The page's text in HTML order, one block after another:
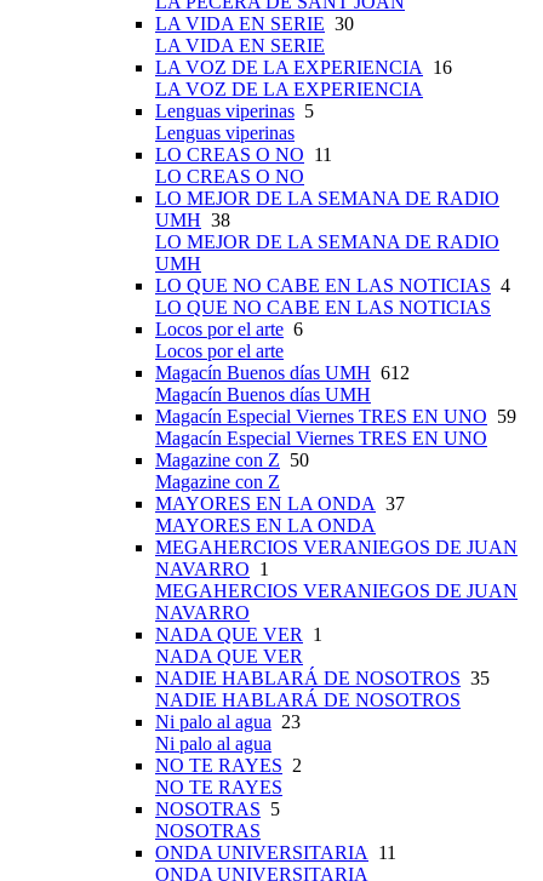
LA VIDA EN SERIE 30
LA VIDA EN SERIE
LA VOZ DE LA EXPERIENCIA
16
LA VOZ DE LA EXPERIENCIA
Lenguas viperinas 5
Lenguas viperinas
LO CREAS O NO 11
LO CREAS O NO
LO MEJOR DE LA SEMANA DE RADIO
UMH 38
LO MEJOR DE LA SEMANA DE RADIO
UMH
LO QUE NO CABE EN LAS NOTICIAS 4
LO QUE NO CABE EN LAS NOTICIAS
Locos por el arte 6
Locos por el arte
Magacín Buenos días UMH 612
Magacín Buenos días UMH
Magacín Especial Viernes TRES EN UNO 59
Magacín Especial Viernes TRES EN UNO
Magazine con Z 50
Magazine con Z
MAYORES EN LA ONDA 37
MAYORES EN LA ONDA
MEGAHERCIOS VERANIEGOS DE JUAN
NAVARRO 1
MEGAHERCIOS VERANIEGOS DE JUAN
NAVARRO
NADA QUE VER
1
NADA QUE VER
NADIE HABLARÁ DE NOSOTROS 35
NADIE HABLARÁ DE NOSOTROS
Ni palo al agua 23
Ni palo al agua
NO TE RAYES 2
NO TE RAYES
NOSOTRAS 5
NOSOTRAS
ONDA UNIVERSITARIA
11
ONDA UNIVERSITARIA